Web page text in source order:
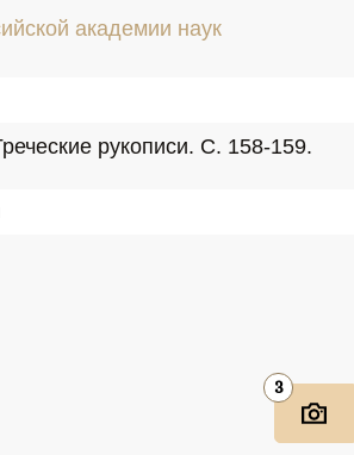
академии наук
рукописи. С. 158-159.
3